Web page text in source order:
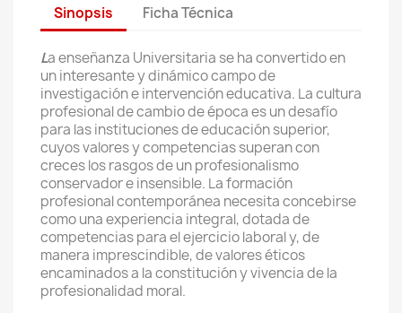
Sinopsis Ficha Técnica
La enseñanza Universitaria se ha convertido en
un interesante y dinámico campo de
investigación e intervención educativa. La cultura
profesional de cambio de época es un desafío
para las instituciones de educación superior,
cuyos valores y competencias superan con
creces los rasgos de un profesionalismo
conservador e insensible. La formación
profesional contemporánea necesita concebirse
como una experiencia integral, dotada de
competencias para el ejercicio laboral y, de
manera imprescindible, de valores éticos
encaminados a la constitución y vivencia de la
profesionalidad moral.